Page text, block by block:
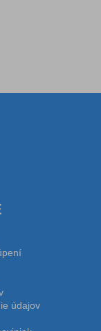
údajov